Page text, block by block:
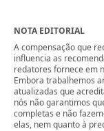
NOTA EDITORIAL
A compensação que
influencia as
redatores fornece em
Embora trabalhemos
atualizadas que
nós não garantimos
completas e não
elas, nem quanto à